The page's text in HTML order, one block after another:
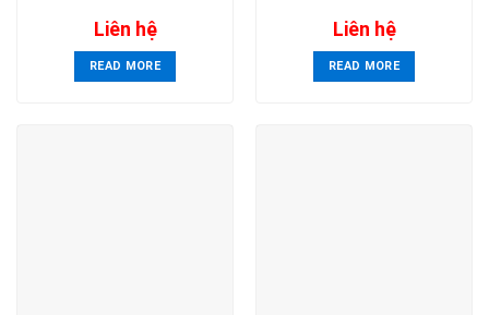
Liên hệ
READ MORE
Liên hệ
READ MORE